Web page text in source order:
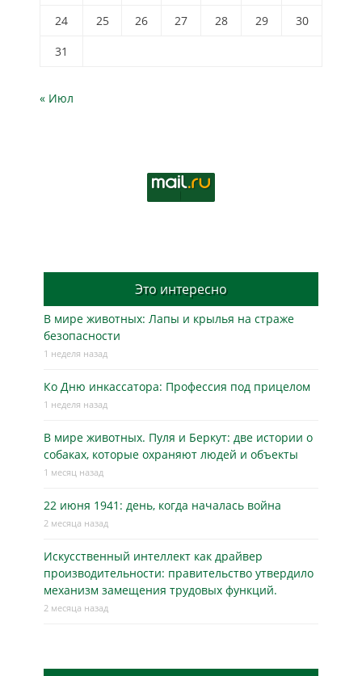
24
25 26 27 28 29
30
31
« Июл
Это интересно
В мире животных: Лапы и крылья на страже
безопасности
1 неделя назад
Ко Дню инкассатора: Профессия под прицелом
1 неделя назад
В мире животных. Пуля и Беркут: две истории о
собаках, которые охраняют людей и объекты
1 месяц назад
22 июня 1941: день, когда началась война
2 месяца назад
Искусственный интеллект как драйвер
производительности: правительство утвердило
механизм замещения трудовых функций.
2 месяца назад